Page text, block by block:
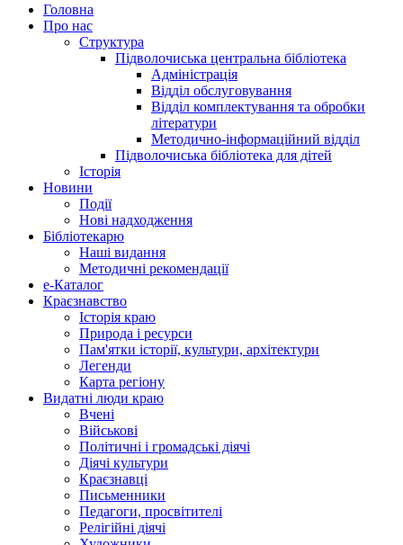
Головна
Про нас
Структура
Підволочиська центральна бібліотека
Адміністрація
Відділ обслуговування
Відділ комплектування та обробки
літератури
Методично-інформаційний відділ
Підволочиська бібліотека для дітей
Історія
Новини
Події
Нові надходження
Бібліотекарю
Наші видання
Методичні рекомендації
e-Каталог
Краєзнавство
Історія краю
Природа і ресурси
Пам'ятки історії, культури, архітектури
Легенди
Карта регіону
Видатні люди краю
Вчені
Військові
Політичні і громадські діячі
Діячі культури
Краєзнавці
Письменники
Педагоги, просвітителі
Релігійні діячі